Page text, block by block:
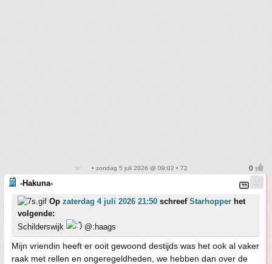
• zondag 5 juli 2026 @ 09:02 • 72
-Hakuna-
Op zaterdag 4 juli 2026 21:50 schreef Starhopper het
volgende:
Schilderswijk
@:haags
Mijn vriendin heeft er ooit gewoond destijds was het ook al vaker
raak met rellen en ongeregeldheden, we hebben dan over de